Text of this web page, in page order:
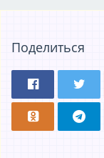
Поделиться